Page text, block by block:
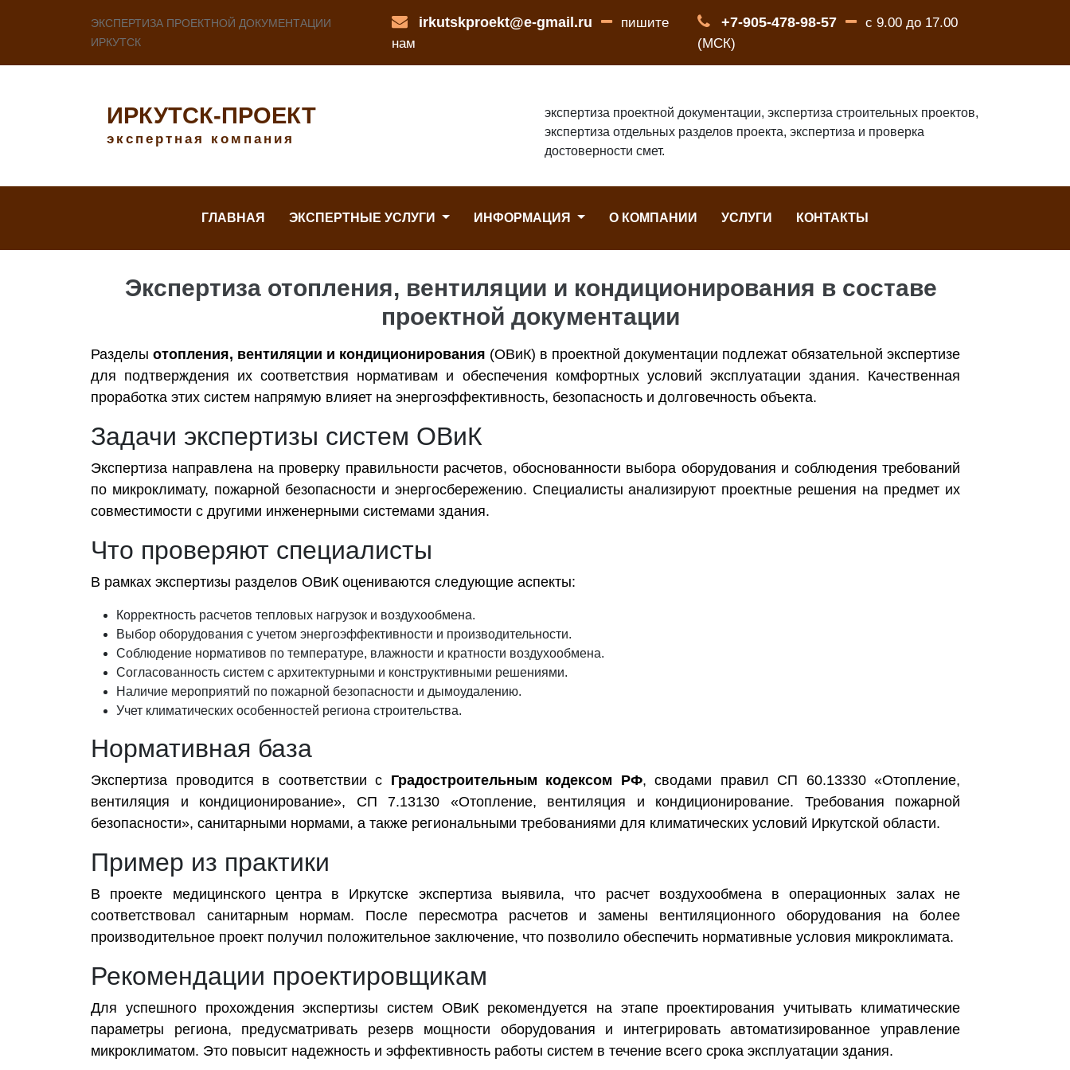
ЭКСПЕРТИЗА ПРОЕКТНОЙ ДОКУМЕНТАЦИИ
ИРКУТСК
irkutskproekt@e-gmail.ru
пишите
нам
+7-905-478-98-57
с 9.00 до 17.00
(МСК)
ИРКУТСК-ПРОЕКТ
экспертная компания
экспертиза проектной документации, экспертиза строительных проектов,
экспертиза отдельных разделов проекта, экспертиза и проверка
достоверности смет.
ГЛАВНАЯ ЭКСПЕРТНЫЕ УСЛУГИ ИНФОРМАЦИЯ О КОМПАНИИ УСЛУГИ КОНТАКТЫ
Экспертиза отопления, вентиляции и кондиционирования в составе
проектной документации
Разделы отопления, вентиляции и кондиционирования (ОВиК) в проектной документации подлежат обязательной экспертизе
для подтверждения их соответствия нормативам и обеспечения комфортных условий эксплуатации здания. Качественная
проработка этих систем напрямую влияет на энергоэффективность, безопасность и долговечность объекта.
Задачи экспертизы систем ОВиК
Экспертиза направлена на проверку правильности расчетов, обоснованности выбора оборудования и соблюдения требований
по микроклимату, пожарной безопасности и энергосбережению. Специалисты анализируют проектные решения на предмет их
совместимости с другими инженерными системами здания.
Что проверяют специалисты
В рамках экспертизы разделов ОВиК оцениваются следующие аспекты:
Корректность расчетов тепловых нагрузок и воздухообмена.
Выбор оборудования с учетом энергоэффективности и производительности.
Соблюдение нормативов по температуре, влажности и кратности воздухообмена.
Согласованность систем с архитектурными и конструктивными решениями.
Наличие мероприятий по пожарной безопасности и дымоудалению.
Учет климатических особенностей региона строительства.
Нормативная база
Экспертиза проводится в соответствии с Градостроительным кодексом РФ, сводами правил СП 60.13330 «Отопление,
вентиляция и кондиционирование», СП 7.13130 «Отопление, вентиляция и кондиционирование. Требования пожарной
безопасности», санитарными нормами, а также региональными требованиями для климатических условий Иркутской области.
Пример из практики
В проекте медицинского центра в Иркутске экспертиза выявила, что расчет воздухообмена в операционных залах не
соответствовал санитарным нормам. После пересмотра расчетов и замены вентиляционного оборудования на более
производительное проект получил положительное заключение, что позволило обеспечить нормативные условия микроклимата.
Рекомендации проектировщикам
Для успешного прохождения экспертизы систем ОВиК рекомендуется на этапе проектирования учитывать климатические
параметры региона, предусматривать резерв мощности оборудования и интегрировать автоматизированное управление
микроклиматом. Это повысит надежность и эффективность работы систем в течение всего срока эксплуатации здания.